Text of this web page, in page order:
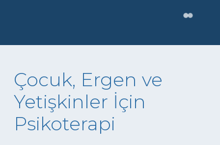
Çocuk, Ergen ve
Yetişkinler İçin
Psikoterapi